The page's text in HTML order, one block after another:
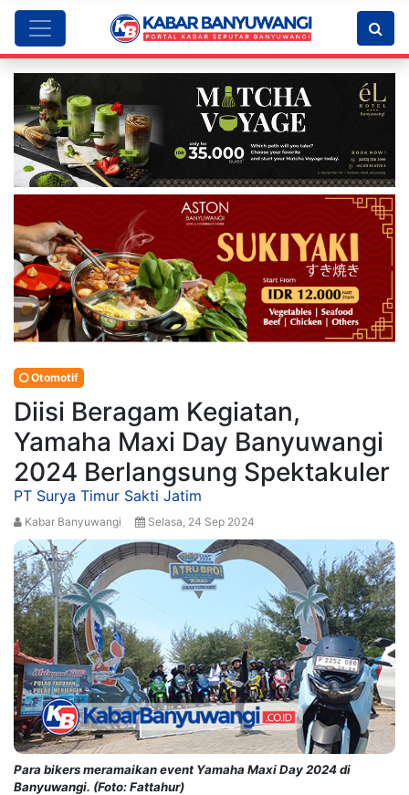
Otomotif
Diisi Beragam Kegiatan,
Yamaha Maxi Day Banyuwangi
2024 Berlangsung Spektakuler
PT Surya Timur Sakti Jatim
Kabar Banyuwangi Selasa, 24 Sep 2024
Para bikers meramaikan event Yamaha Maxi Day 2024 di
Banyuwangi. (Foto: Fattahur)